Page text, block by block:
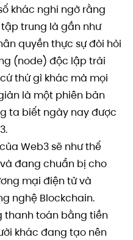
khác nghi ngờ rằng
trung là gần như
quyền thực sự đòi hỏi
(node) độc lập trải
thứ gì khác mà mọi
là một phiên bản
ta biết ngày nay được
Web3 sẽ như thế
đang chuẩn bị cho
mại điện tử và
nghệ Blockchain.
thanh toán bằng tiền
khác đang tạo nên